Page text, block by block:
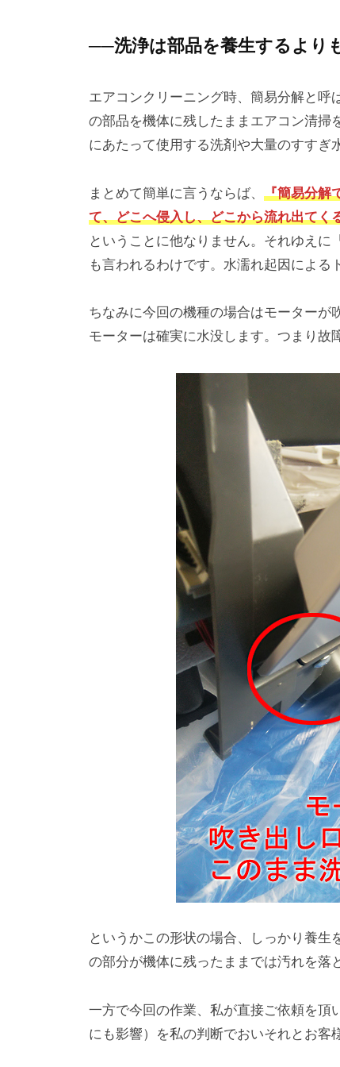
──洗浄は部品を養生するより
エアコンクリーニング時、簡易分解と呼
の部品を機体に残したままエアコン清掃
にあたって使用する洗剤や大量のすすぎ
まとめて簡単に言うならば、 『簡易分解
て、どこへ侵入し、どこから流れ出てく
ということに他なりません。それゆえに
も言われるわけです。水濡れ起因によ
ちなみに今回の機種の場合はモーターが
モーターは確実に水没します。つまり故
というかこの形状の場合、しっかり養
の部分が機体に残ったままでは汚れを落
一方で今回の作業、私が直接ご依頼を頂
にも影響）を私の判断でおいそれとお客